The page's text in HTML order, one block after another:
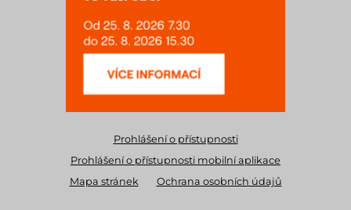
Prohlášení o přístupnosti
Prohlášení o přístupnosti mobilní aplikace
Mapa stránek
Ochrana osobních údajů